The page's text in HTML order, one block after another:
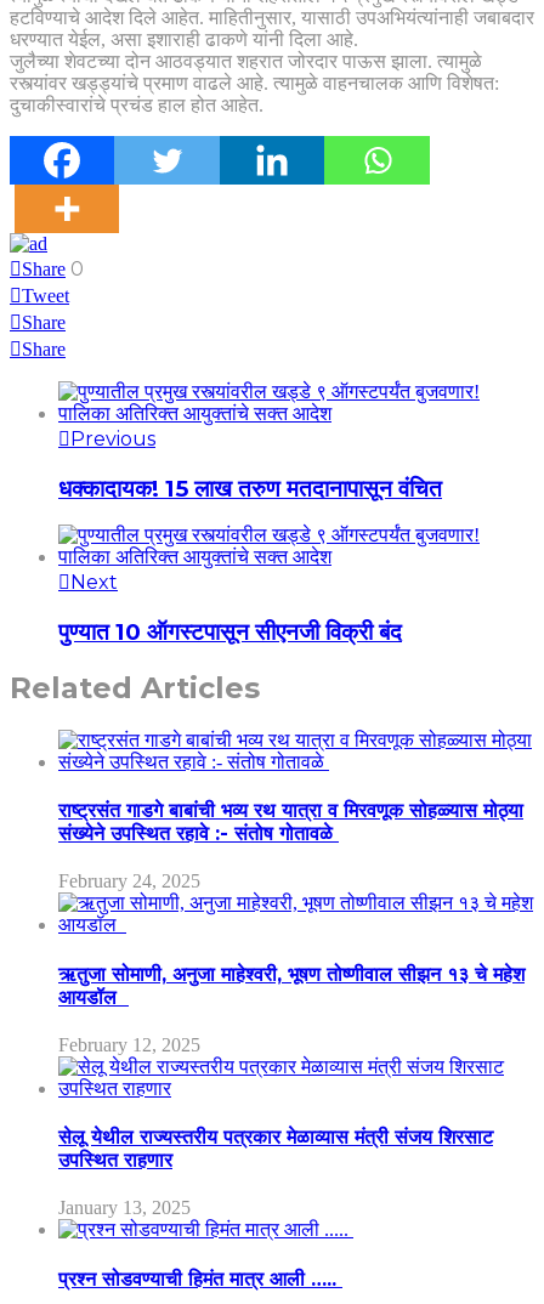
हटविण्याचे आदेश दिले आहेत. माहितीनुसार, यासाठी उपअभियंत्यांनाही जबाबदार
धरण्यात येईल, असा इशाराही ढाकणे यांनी दिला आहे.
जुलैच्या शेवटच्या दोन आठवड्यात शहरात जोरदार पाऊस झाला. त्यामुळे
रस्त्यांवर खड्ड्यांचे प्रमाण वाढले आहे. त्यामुळे वाहनचालक आणि विशेषत:
दुचाकीस्वारांचे प्रचंड हाल होत आहेत.
Share 0
Tweet
Share
Share
Previous
धक्कादायक! 15 लाख तरुण मतदानापासून वंचित
Next
पुण्यात 10 ऑगस्टपासून सीएनजी विक्री बंद
Related Articles
राष्ट्रसंत गाडगे बाबांची भव्य रथ यात्रा व मिरवणूक सोहळ्यास मोठ्या
संख्येने उपस्थित रहावे :- संतोष गोतावळे
February 24, 2025
ऋतुजा सोमाणी, अनुजा माहेश्वरी, भूषण तोष्णीवाल सीझन १३ चे महेश
आयडॉल
February 12, 2025
सेलू येथील राज्यस्तरीय पत्रकार मेळाव्यास मंत्री संजय शिरसाट
उपस्थित राहणार
January 13, 2025
प्रश्न सोडवण्याची हिमंत मात्र आली …..